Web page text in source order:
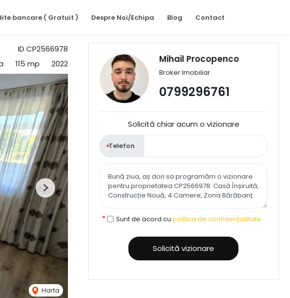
bancare ( Gratuit ) Despre Noi/Echipa Blog Contact
ID CP2566978
115 mp 2022
Harta
Next
Mihail Procopenco
Broker Imobiliar
0799296761
Solicită chiar acum o vizionare
Telefon
Sunt de acord cu politica de confidențialitate
Solicită vizionare